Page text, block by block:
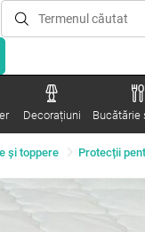
Decorațiuni Bucătărie
și toppere Protecții